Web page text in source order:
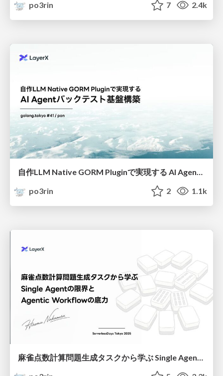
po3rin
7 2.4k
自作LLM Native GORM Pluginで実現する AI Agentバックテスト基盤構築
po3rin
2 1.1k
麻雀点数計算問題生成タスクから学ぶ Single Agentの限界と Agentic Workflowの底力